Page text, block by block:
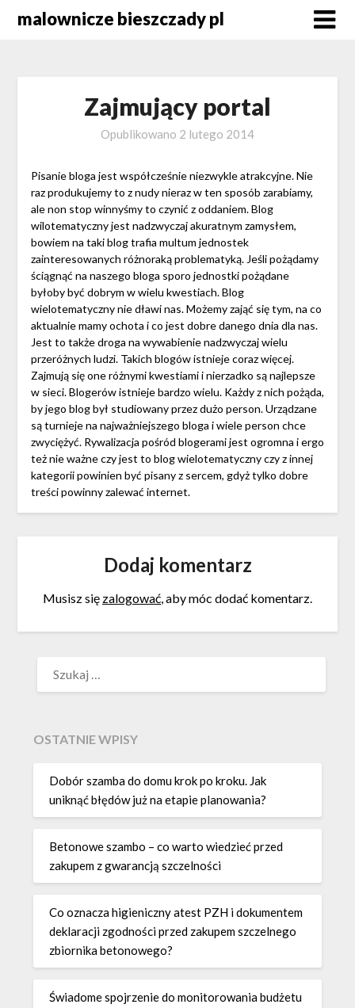
malownicze bieszczady pl
Zajmujący portal
Opublikowano 2 lutego 2014
Pisanie bloga jest współcześnie niezwykle atrakcyjne. Nie
raz produkujemy to z nudy nieraz w ten sposób zarabiamy,
ale non stop winnyśmy to czynić z oddaniem. Blog
wilotematyczny jest nadzwyczaj akuratnym zamysłem,
bowiem na taki blog trafia multum jednostek
zainteresowanych różnoraką problematyką. Jeśli pożądamy
ściągnąć na naszego bloga sporo jednostki pożądane
byłoby być dobrym w wielu kwestiach. Blog
wielotematyczny nie dławi nas. Możemy zająć się tym, na co
aktualnie mamy ochota i co jest dobre danego dnia dla nas.
Jest to także droga na wywabienie nadzwyczaj wielu
przeróżnych ludzi. Takich blogów istnieje coraz więcej.
Zajmują się one różnymi kwestiami i nierzadko są najlepsze
w sieci. Blogerów istnieje bardzo wielu. Każdy z nich pożąda,
by jego blog był studiowany przez dużo person. Urządzane
są turnieje na najważniejszego bloga i wiele person chce
zwyciężyć. Rywalizacja pośród blogerami jest ogromna i ergo
też nie ważne czy jest to blog wielotematyczny czy z innej
kategorii powinien być pisany z sercem, gdyż tylko dobre
treści powinny zalewać internet.
Dodaj komentarz
Musisz się zalogować, aby móc dodać komentarz.
OSTATNIE WPISY
Dobór szamba do domu krok po kroku. Jak
uniknąć błędów już na etapie planowania?
Betonowe szambo – co warto wiedzieć przed
zakupem z gwarancją szczelności
Co oznacza higieniczny atest PZH i dokumentem
deklaracji zgodności przed zakupem szczelnego
zbiornika betonowego?
Świadome spojrzenie do monitorowania budżetu